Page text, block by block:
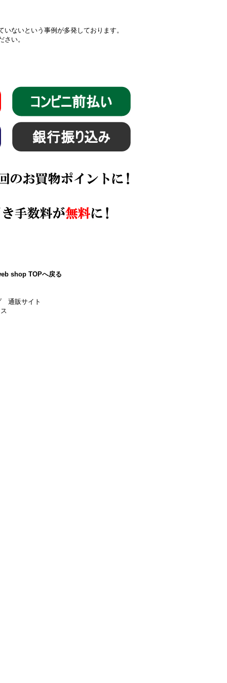
ないという事例が多発しております。
い。
shop TOPへ戻る
通販サイト